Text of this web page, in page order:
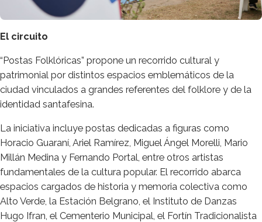
El circuito
“Postas Folklóricas” propone un recorrido cultural y
patrimonial por distintos espacios emblemáticos de la
ciudad vinculados a grandes referentes del folklore y de la
identidad santafesina.
La iniciativa incluye postas dedicadas a figuras como
Horacio Guaraní, Ariel Ramírez, Miguel Ángel Morelli, Mario
Millán Medina y Fernando Portal, entre otros artistas
fundamentales de la cultura popular. El recorrido abarca
espacios cargados de historia y memoria colectiva como
Alto Verde, la Estación Belgrano, el Instituto de Danzas
Hugo Ifran, el Cementerio Municipal, el Fortín Tradicionalista